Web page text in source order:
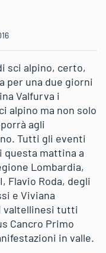
sci alpino, certo,
per una due giorni
Valfurva i
alpino ma non solo
agli
Tutti gli eventi
mattina a
Lombardia,
Flavio Roda, degli
e Viviana
valtellinesi tutti
Cancro Primo
in valle.